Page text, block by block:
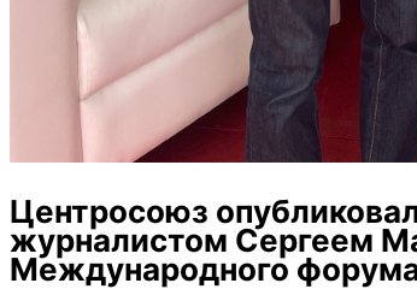
Центросоюз
журналистом Сергеем
Международного